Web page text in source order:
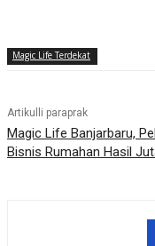
Magic Life Terdekat
Artikulli paraprak
Magic Life Banjarbaru,
Bisnis Rumahan Hasil